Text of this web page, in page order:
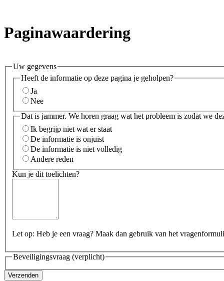
Paginawaardering
Uw gegevens
Heeft de informatie op deze pagina je geholpen?
Ja
Nee
Dat is jammer. We horen graag wat het probleem is zodat we
Ik begrijp niet wat er staat
De informatie is onjuist
De informatie is niet volledig
Andere reden
Kun je dit toelichten?
Let op: Heb je een vraag? Maak dan gebruik van het
Beveiligingsvraag (verplicht)
Verzenden